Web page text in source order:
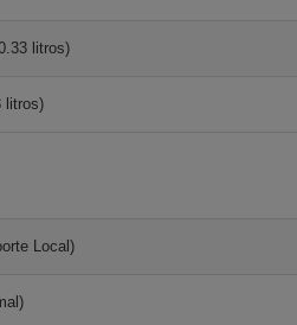
litros)
litros)
Local)